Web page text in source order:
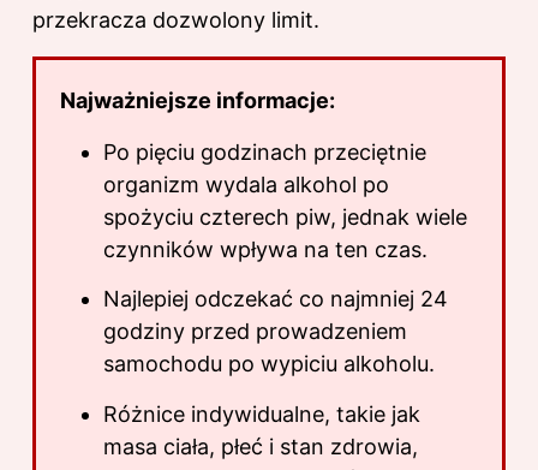
przekracza dozwolony limit.
Najważniejsze informacje:
Po pięciu godzinach przeciętnie
organizm wydala alkohol po
spożyciu czterech piw, jednak wiele
czynników wpływa na ten czas.
Najlepiej odczekać co najmniej 24
godziny przed prowadzeniem
samochodu po wypiciu alkoholu.
Różnice indywidualne, takie jak
masa ciała, płeć i stan zdrowia,